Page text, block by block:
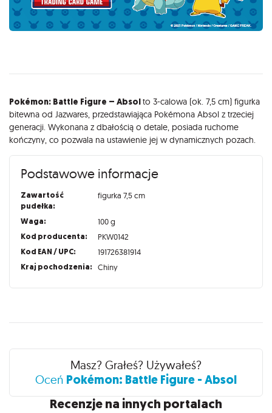
Opis
Pokémon: Battle Figure – Absolto 3-calowa (ok. 7,5 cm) figurka
bitewna od Jazwares, przedstawiająca Pokémona Absol z trzeciej
generacji. Wykonana z dbałością o detale, posiada ruchome
kończyny, co pozwala na ustawienie jej w dynamicznych pozach.
Podstawowe informacje
Zawartość
pudełka:
figurka 7,5 cm
Waga: 100 g
Kod producenta: PKW0142
Kod EAN / UPC: 191726381914
Kraj pochodzenia: Chiny
Recenzje
Masz? Grałeś? Używałeś?
Oceń Pokémon: Battle Figure - Absol
Recenzje na innych portalach